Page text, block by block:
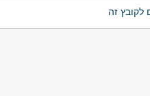
לקובץ זה